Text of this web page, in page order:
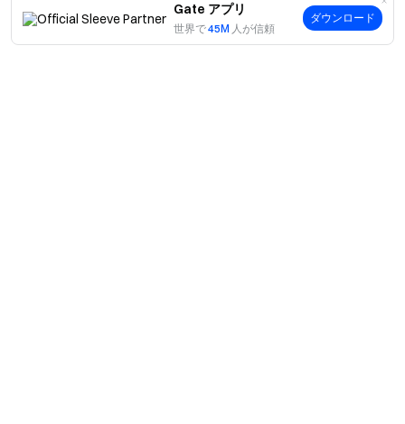
Gate アプリ
世界で45M 人が信頼
ダウンロード